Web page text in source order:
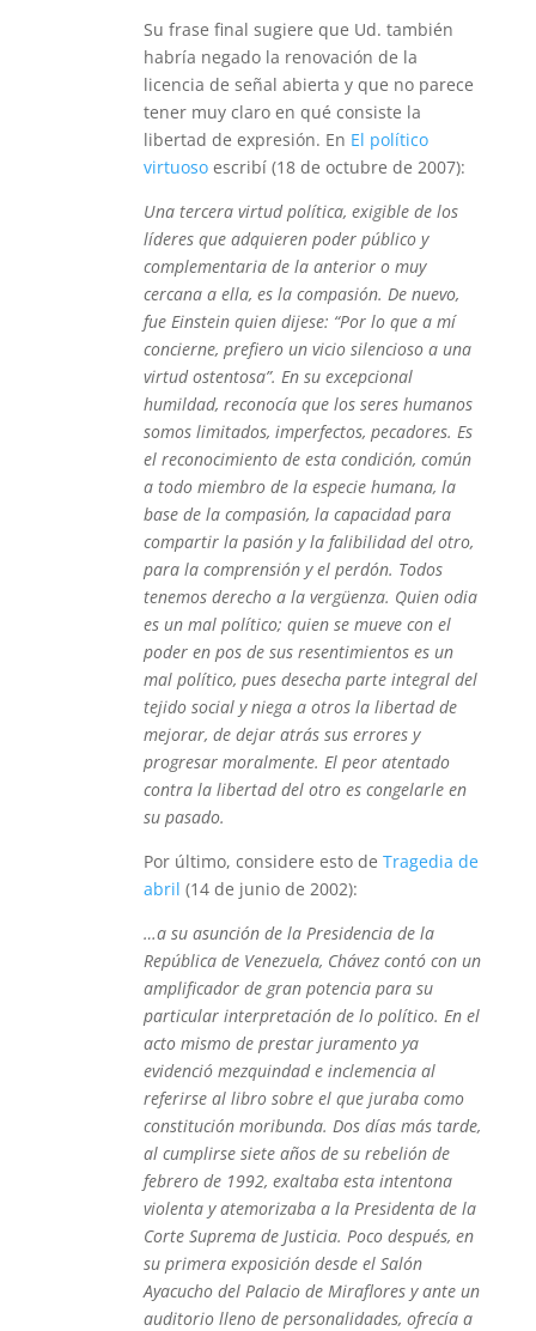
Su frase final sugiere que Ud. también
habría negado la renovación de la
licencia de señal abierta y que no parece
tener muy claro en qué consiste la
libertad de expresión. En El político
virtuosoescribí (18 de octubre de 2007):
Una tercera virtud política, exigible de los
líderes que adquieren poder público y
complementaria de la anterior o muy
cercana a ella, es la compasión. De nuevo,
fue Einstein quien dijese: “Por lo que a mí
concierne, prefiero un vicio silencioso a una
virtud ostentosa”. En su excepcional
humildad, reconocía que los seres humanos
somos limitados, imperfectos, pecadores. Es
el reconocimiento de esta condición, común
a todo miembro de la especie humana, la
base de la compasión, la capacidad para
compartir la pasión y la falibilidad del otro,
para la comprensión y el perdón. Todos
tenemos derecho a la vergüenza. Quien odia
es un mal político; quien se mueve con el
poder en pos de sus resentimientos es un
mal político, pues desecha parte integral del
tejido social y niega a otros la libertad de
mejorar, de dejar atrás sus errores y
progresar moralmente. El peor atentado
contra la libertad del otro es congelarle en
su pasado.
Por último, considere esto de Tragedia de
abril (14 de junio de 2002):
…a su asunción de la Presidencia de la
República de Venezuela, Chávez contó con un
amplificador de gran potencia para su
particular interpretación de lo político. En el
acto mismo de prestar juramento ya
evidenció mezquindad e inclemencia al
referirse al libro sobre el que juraba como
constitución moribunda. Dos días más tarde,
al cumplirse siete años de su rebelión de
febrero de 1992, exaltaba esta intentona
violenta y atemorizaba a la Presidenta de la
Corte Suprema de Justicia. Poco después, en
su primera exposición desde el Salón
Ayacucho del Palacio de Miraflores y ante un
auditorio lleno de personalidades, ofrecía a